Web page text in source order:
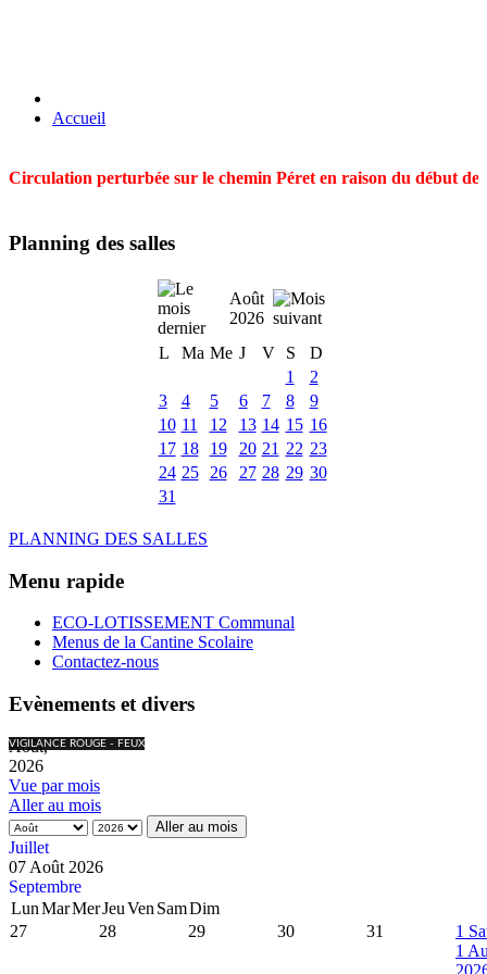
Accueil
Circulation perturbée sur le chemin Péret en raison du début
Planning des salles
Août
2026
L
Ma Me J V S
D
1
2
3
4 5 6 7 8
9
10 11 12 13 14 15 16
17 18 19 20 21 22 23
24 25 26 27 28 29 30
31
PLANNING DES SALLES
Menu rapide
ECO-LOTISSEMENT Communal
Menus de la Cantine Scolaire
Contactez-nous
Evènements et divers
VIGILANCE ROUGE - FEUX
Août,
2026
Vue par mois
Aller au mois
Aller au mois
Juillet
07 Août 2026
Septembre
LunMarMerJeuVen SamDim
27
28 29 30 31 1
1